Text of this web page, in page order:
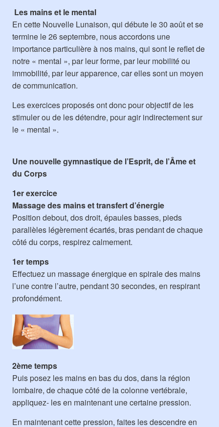
Les mains et le mental
En cette Nouvelle Lunaison, qui débute le 30 août et se
termine le 26 septembre, nous accordons une
importance particulière à nos mains, qui sont le reflet de
notre « mental », par leur forme, par leur mobilité ou
immobilité, par leur apparence, car elles sont un moyen
de communication.
Les exercices proposés ont donc pour objectif de les
stimuler ou de les détendre, pour agir indirectement sur
le « mental ».
Une nouvelle gymnastique de l’Esprit, de l’Âme et
du Corps
1er exercice
Massage des mainset transfert d’énergie
Position debout, dos droit, épaules basses, pieds
parallèles légèrement écartés, bras pendant de chaque
côté du corps, respirez calmement.
1er temps
Effectuez un massage énergique en spirale des mains
l’une contre l’autre, pendant 30 secondes, en respirant
profondément.
2ème temps
Puis posez les mains en bas du dos, dans la région
lombaire, de chaque côté de la colonne vertébrale,
appliquez- les en maintenant une certaine pression.
En maintenant cette pression, faites les descendre en